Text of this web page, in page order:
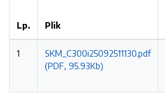
Lp. Plik
1
SKM_C300i25092511130.pdf
(PDF, 95.93Kb)